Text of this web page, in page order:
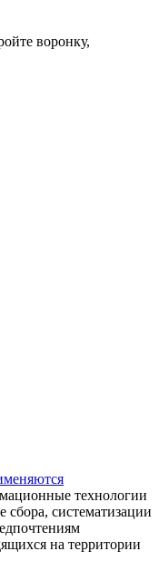
воронку,
технологии
систематизации
на территории